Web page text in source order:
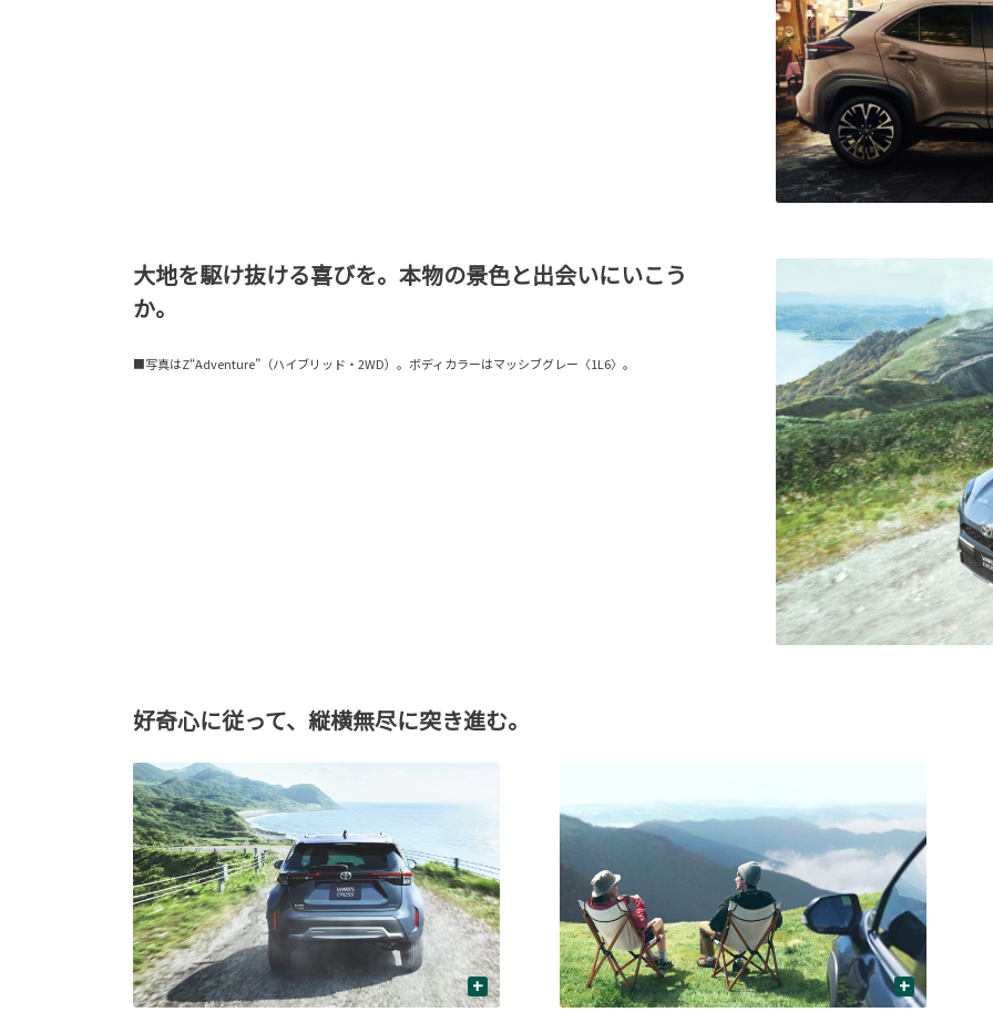
大地を駆け抜ける喜びを。本物の景色と出会いにいこう
か。
■写真はZ“Adventure”（ハイブリッド・2WD）。ボディカラーはマッシブグレー〈1L6〉。
好奇心に従って、縦横無尽に突き進む。
+ +